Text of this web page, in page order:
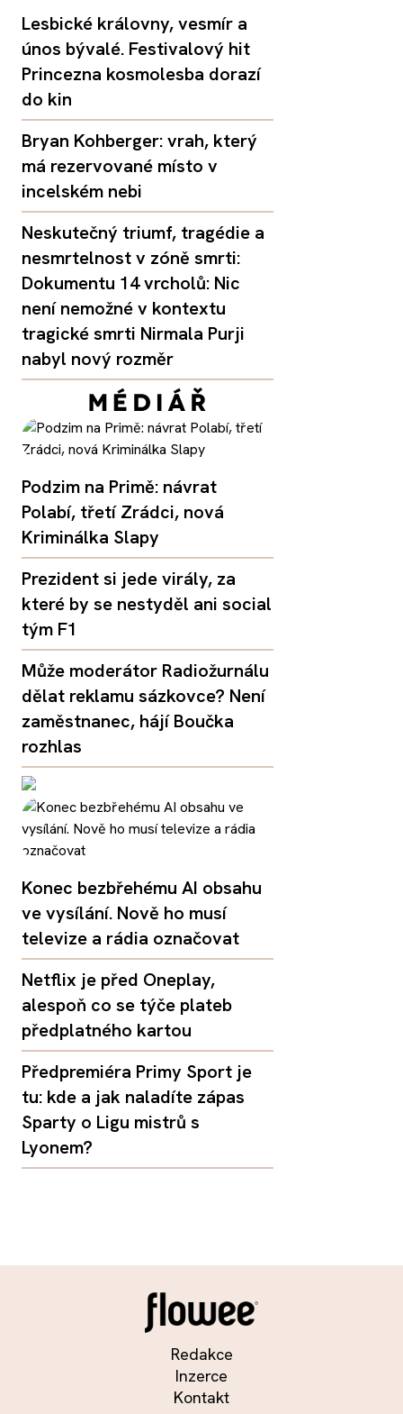
Lesbické královny, vesmír a
únos bývalé. Festivalový hit
Princezna kosmolesba dorazí
do kin
Bryan Kohberger: vrah, který
má rezervované místo v
incelském nebi
Neskutečný triumf, tragédie a
nesmrtelnost v zóně smrti:
Dokumentu 14 vrcholů: Nic
není nemožné v kontextu
tragické smrti Nirmala Purji
nabyl nový rozměr
Podzim na Primě: návrat
Polabí, třetí Zrádci, nová
Kriminálka Slapy
Prezident si jede virály, za
které by se nestyděl ani social
tým F1
Může moderátor Radiožurnálu
dělat reklamu sázkovce? Není
zaměstnanec, hájí Boučka
rozhlas
Konec bezbřehému AI obsahu
ve vysílání. Nově ho musí
televize a rádia označovat
Netflix je před Oneplay,
alespoň co se týče plateb
předplatného kartou
Předpremiéra Primy Sport je
tu: kde a jak naladíte zápas
Sparty o Ligu mistrů s
Lyonem?
Redakce
Inzerce
Kontakt